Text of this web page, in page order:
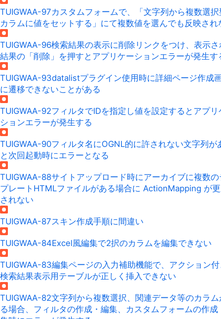
TUIGWAA-97カスタムフォームで、「文字列から複数選
カラムに値をセットする」にて複数値を選んでも反映され
TUIGWAA-96検索結果の表示に削除リンクをつけ、表示さ
結果の「削除」を押すとアプリケーションエラーが発生す
TUIGWAA-93datalistプラグイン使用時に詳細ページ作成
に遷移できないことがある
TUIGWAA-92フィルタでIDを指定し値を設定するとアプリ
ションエラーが発生する
TUIGWAA-90フィルタ名にOGNL的に許されない文字列が
と次回起動時にエラーとなる
TUIGWAA-88サイトアップロード時にアーカイブに複数の
プレートHTMLファイルがある場合に ActionMapping が
されない
TUIGWAA-87スキン作成手順に間違い
TUIGWAA-84Excel風編集で2択のカラムを編集できない
TUIGWAA-83編集ページの入力補助機能で、アクション
検索結果表示用テーブルが正しく挿入できない
TUIGWAA-82文字列から複数選択、関連データ等のカラム
る場合、フィルタの作成・編集、カスタムフォームの作成